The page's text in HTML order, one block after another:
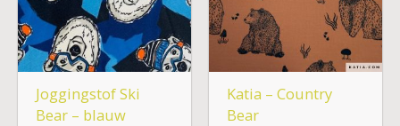
Joggingstof Ski
Bear – blauw
Katia – Country
Bear